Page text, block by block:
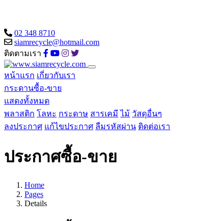
02 348 8710
siamrecycle@hotmail.com
ติดตามเรา
หน้าแรก เกี่ยวกับเรา
กระดานซื้อ-ขาย
แสดงทั้งหมด
พลาสติก โลหะ กระดาษ สารเคมี ไม้ วัสดุอื่นๆ
ลงประกาศ แก้ไขประกาศ ลืมรหัสผ่าน ติดต่อเรา
ประกาศซื้อ-ขาย
Home
Pages
Details